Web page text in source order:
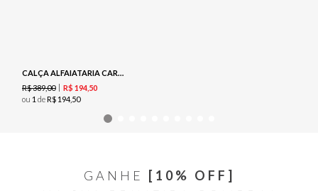
CALÇA ALFAIATARIA CARGO - PRETO
R$389,00 R$ 194 50
ou 1 deR$ 194 50
GANHE
[10% OFF]